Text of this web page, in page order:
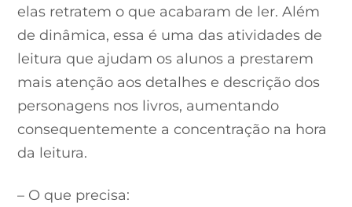
elas retratem o que acabaram de ler. Além
de dinâmica, essa é uma das atividades de
leitura que ajudam os alunos a prestarem
mais atenção aos detalhes e descrição dos
personagens nos livros, aumentando
consequentemente a concentração na hora
da leitura.
– O que precisa: